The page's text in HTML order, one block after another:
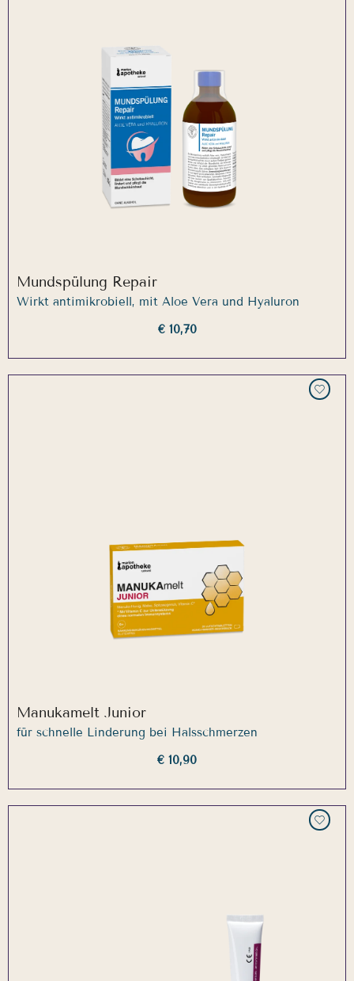
Mundspülung Repair
Wirkt antimikrobiell, mit Aloe Vera und Hyaluron
€ 10,70
Manukamelt Junior
für schnelle Linderung bei Halsschmerzen
€ 10,90